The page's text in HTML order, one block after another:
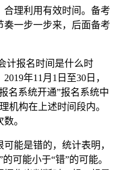
理利用有效时间。备考
一步一步来，后面备考
计报名时间是什么时
年11月1日至30日，
名系统开通”报名系统中
机构在上述时间段内。
。
能是错的，统计表明，
可能小于“错”的可能。